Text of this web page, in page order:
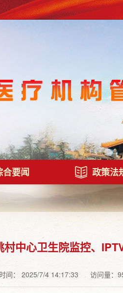
合要闻 政策法
村中心卫生院监控、
间： 2025/7/4 14:17:33 访问量：